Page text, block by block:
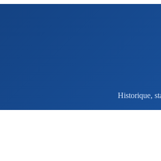
Historique,